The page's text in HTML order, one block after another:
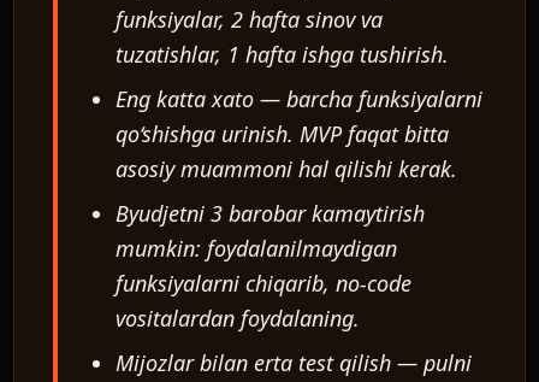
funksiyalar, 2 hafta sinov va
tuzatishlar, 1 hafta ishga tushirish.
Eng katta xato — barcha funksiyalarni
qo‘shishga urinish. MVP faqat bitta
asosiy muammoni hal qilishi kerak.
Byudjetni 3 barobar kamaytirish
mumkin: foydalanilmaydigan
funksiyalarni chiqarib, no-code
vositalardan foydalaning.
Mijozlar bilan erta test qilish — pulni